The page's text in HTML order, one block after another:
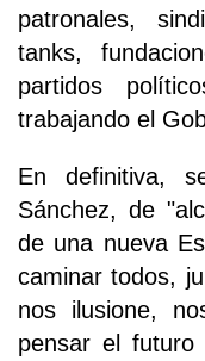
patronales,
tanks,
partidos
trabajando el
En definitiva,
Sánchez, de
de una nueva
caminar todos,
nos ilusione,
pensar el